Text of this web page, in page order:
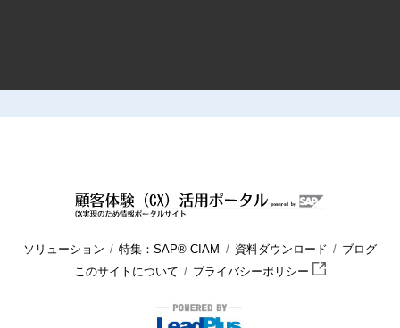
ソリューション 特集：SAP® CIAM 資料ダウンロード
ブログ
このサイトについて
プライバシーポリシー